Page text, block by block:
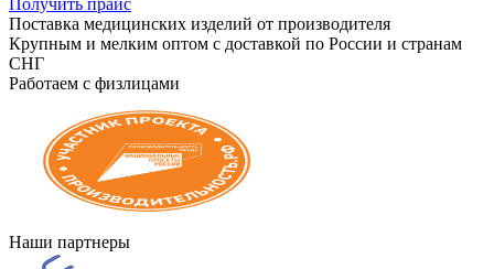
Получить прайс
Поставка медицинских изделий от производителя
Крупным и мелким оптом с доставкой по России и странам
СНГ
Работаем с физлицами
Наши партнеры